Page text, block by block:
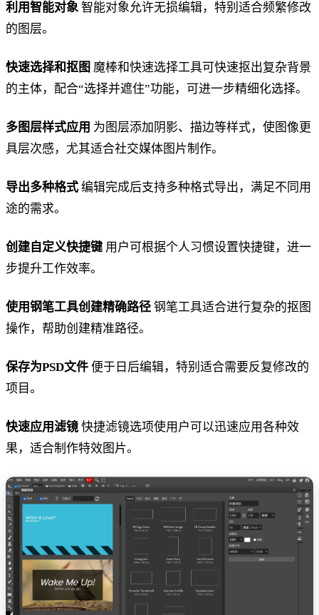
利用智能对象 智能对象允许无损编辑，特别适合频繁修改
的图层。
快速选择和抠图 魔棒和快速选择工具可快速抠出复杂背景
的主体，配合“选择并遮住”功能，可进一步精细化选择。
多图层样式应用 为图层添加阴影、描边等样式，使图像更
具层次感，尤其适合社交媒体图片制作。
导出多种格式 编辑完成后支持多种格式导出，满足不同用
途的需求。
创建自定义快捷键用户可根据个人习惯设置快捷键，进一
步提升工作效率。
使用钢笔工具创建精确路径 钢笔工具适合进行复杂的抠图
操作，帮助创建精准路径。
保存为PSD文件 便于日后编辑，特别适合需要反复修改的
项目。
快速应用滤镜 快捷滤镜选项使用户可以迅速应用各种效
果，适合制作特效图片。